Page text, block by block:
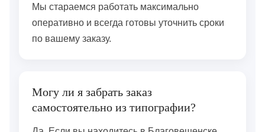
Мы стараемся работать максимально
оперативно и всегда готовы уточнить сроки
по вашему заказу.
Могу ли я забрать заказ
самостоятельно из типографии?